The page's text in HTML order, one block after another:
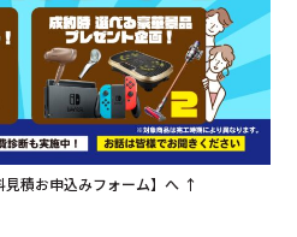
積お申込みフォーム】へ ↑